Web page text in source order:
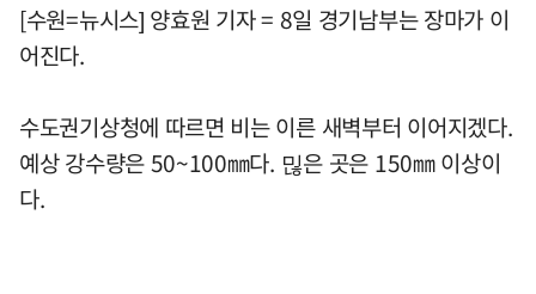
[수원=뉴시스] 양효원 기자 = 8일 경기남부는 장마가 이
어진다.
수도권기상청에 따르면 비는 이른 새벽부터 이어지겠다.
예상 강수량은 50~100㎜다. 믾은 곳은 150㎜ 이상이
다.